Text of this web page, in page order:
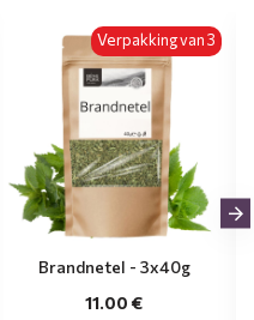
Verpakking van 3
Brandnetel - 3x40g
11.00 €